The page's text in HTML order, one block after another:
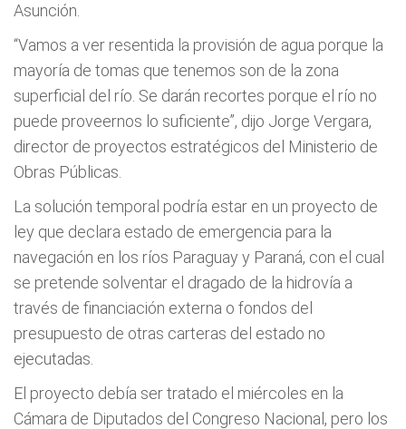
Asunción.
“Vamos a ver resentida la provisión de agua porque la
mayoría de tomas que tenemos son de la zona
superficial del río. Se darán recortes porque el río no
puede proveernos lo suficiente”, dijo Jorge Vergara,
director de proyectos estratégicos del Ministerio de
Obras Públicas.
La solución temporal podría estar en un proyecto de
ley que declara estado de emergencia para la
navegación en los ríos Paraguay y Paraná, con el cual
se pretende solventar el dragado de la hidrovía a
través de financiación externa o fondos del
presupuesto de otras carteras del estado no
ejecutadas.
El proyecto debía ser tratado el miércoles en la
Cámara de Diputados del Congreso Nacional, pero los